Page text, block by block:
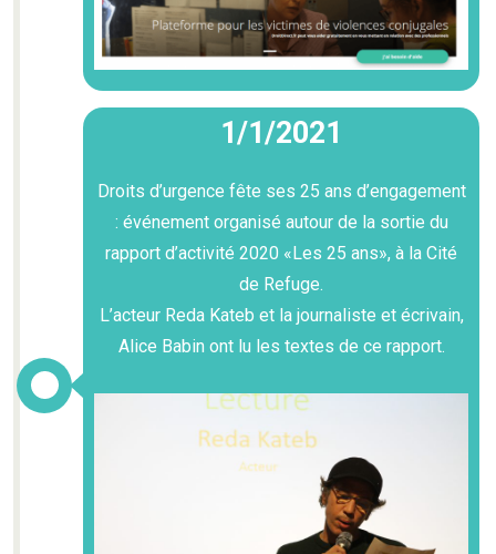
1/1/2021
Droits d’urgence fête ses 25 ans d’engagement
: événement organisé autour de la sortie du
rapport d’activité 2020 «Les 25 ans», à la Cité
de Refuge.
L’acteur Reda Kateb et la journaliste et écrivain,
Alice Babin ont lu les textes de ce rapport.